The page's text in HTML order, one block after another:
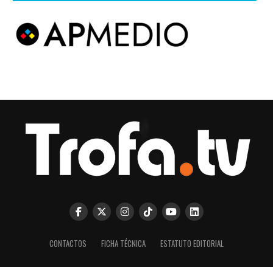
CONTACTOS FICHA TÉCNICA ESTATUTO EDITORIAL